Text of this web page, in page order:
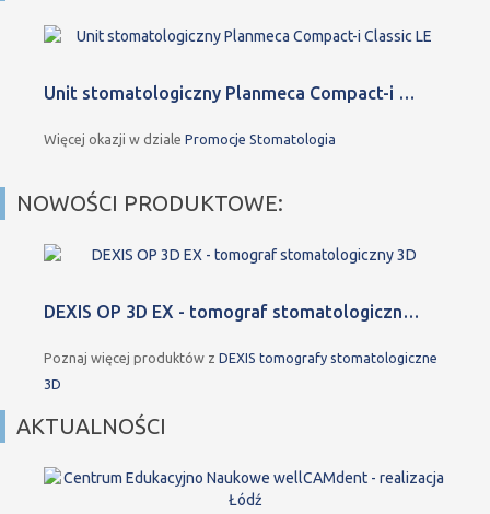
Unit stomatologiczny Planmeca Compact-i …
Więcej okazji w dziale Promocje Stomatologia
NOWOŚCI PRODUKTOWE:
DEXIS OP 3D EX - tomograf stomatologiczn…
Poznaj więcej produktów z DEXIS tomografy stomatologiczne
3D
AKTUALNOŚCI